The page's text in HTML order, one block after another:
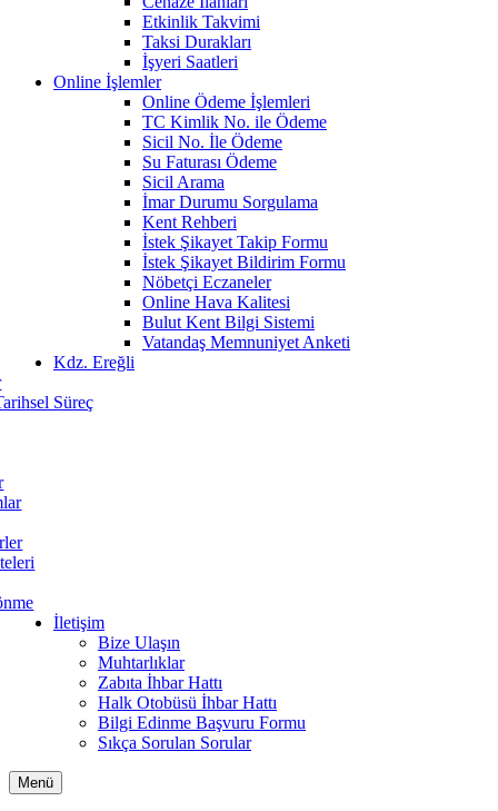
Etkinlik Takvimi
Taksi Durakları
İşyeri Saatleri
Online İşlemler
Online Ödeme İşlemleri
TC Kimlik No. ile Ödeme
Sicil No. İle Ödeme
Su Faturası Ödeme
Sicil Arama
İmar Durumu Sorgulama
Kent Rehberi
İstek Şikayet Takip Formu
İstek Şikayet Bildirim Formu
Nöbetçi Eczaneler
Online Hava Kalitesi
Bulut Kent Bilgi Sistemi
Vatandaş Memnuniyet Anketi
Kdz. Ereğli
Süreç
İletişim
Bize Ulaşın
Muhtarlıklar
Zabıta İhbar Hattı
Halk Otobüsü İhbar Hattı
Bilgi Edinme Başvuru Formu
Sıkça Sorulan Sorular
Menü